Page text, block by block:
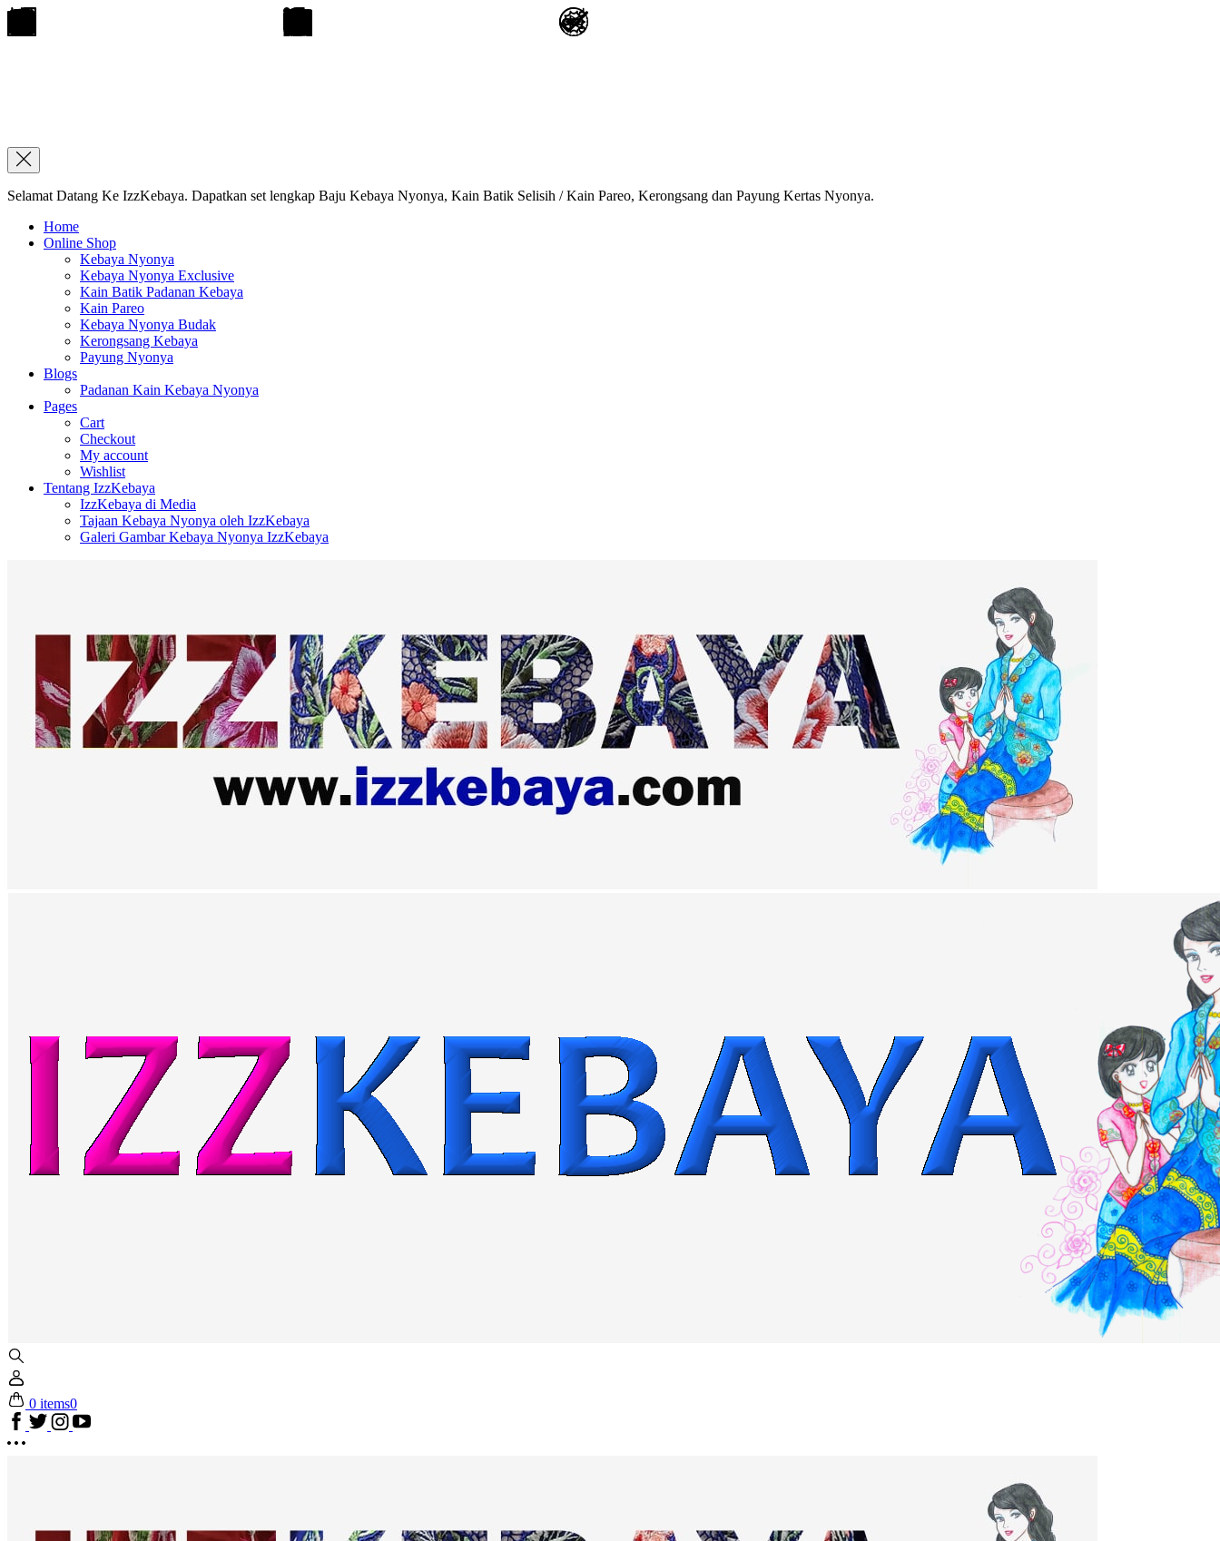
Selamat Datang Ke IzzKebaya. Dapatkan set lengkap Baju Kebaya Nyonya, Kain Batik Selisih / Kain Pareo, Kerongsang dan Payung Kertas Nyonya.
Home
Online Shop
Kebaya Nyonya
Kebaya Nyonya Exclusive
Kain Batik Padanan Kebaya
Kain Pareo
Kebaya Nyonya Budak
Kerongsang Kebaya
Payung Nyonya
Blogs
Padanan Kain Kebaya Nyonya
Pages
Cart
Checkout
My account
Wishlist
Tentang IzzKebaya
IzzKebaya di Media
Tajaan Kebaya Nyonya oleh IzzKebaya
Galeri Gambar Kebaya Nyonya IzzKebaya
0 items0